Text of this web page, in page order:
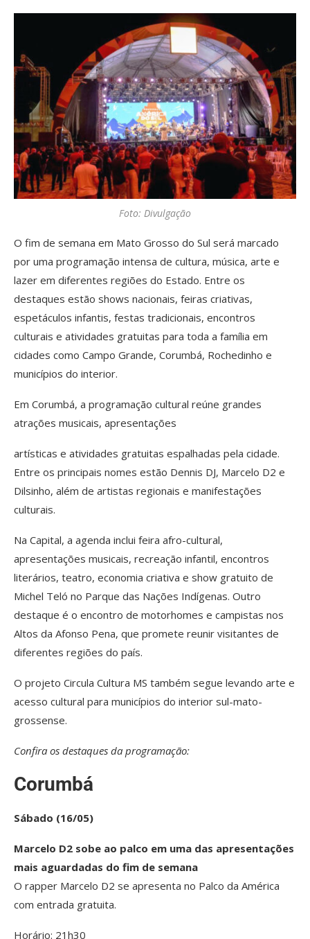
Foto: Divulgação
O fim de semana em Mato Grosso do Sul será marcado
por uma programação intensa de cultura, música, arte e
lazer em diferentes regiões do Estado. Entre os
destaques estão shows nacionais, feiras criativas,
espetáculos infantis, festas tradicionais, encontros
culturais e atividades gratuitas para toda a família em
cidades como Campo Grande, Corumbá, Rochedinho e
municípios do interior.
Em Corumbá, a programação cultural reúne grandes
atrações musicais, apresentações
artísticas e atividades gratuitas espalhadas pela cidade.
Entre os principais nomes estão Dennis DJ, Marcelo D2 e
Dilsinho, além de artistas regionais e manifestações
culturais.
Na Capital, a agenda inclui feira afro-cultural,
apresentações musicais, recreação infantil, encontros
literários, teatro, economia criativa e show gratuito de
Michel Teló no Parque das Nações Indígenas. Outro
destaque é o encontro de motorhomes e campistas nos
Altos da Afonso Pena, que promete reunir visitantes de
diferentes regiões do país.
O projeto Circula Cultura MS também segue levando arte e
acesso cultural para municípios do interior sul-mato-
grossense.
Confira os destaques da programação:
Corumbá
Sábado (16/05)
Marcelo D2 sobe ao palco em uma das apresentações
mais aguardadas do fim de semana
O rapper Marcelo D2 se apresenta no Palco da América
com entrada gratuita.
Horário: 21h30